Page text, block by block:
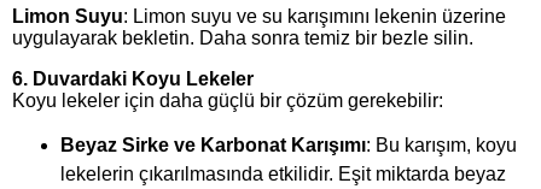
Limon Suyu: Limon suyu ve su karışımını lekenin üzerine
uygulayarak bekletin. Daha sonra temiz bir bezle silin.
6. Duvardaki Koyu Lekeler
Koyu lekeler için daha güçlü bir çözüm gerekebilir:
Beyaz Sirke ve Karbonat Karışımı: Bu karışım, koyu
lekelerin çıkarılmasında etkilidir. Eşit miktarda beyaz